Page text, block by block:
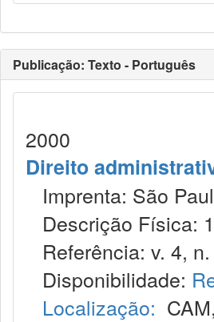
Publicação: Texto - Português
2000
Direito
Imprenta: São
Descrição Física:
Referência: v. 4,
Disponibilidade:
Localização: CAM,